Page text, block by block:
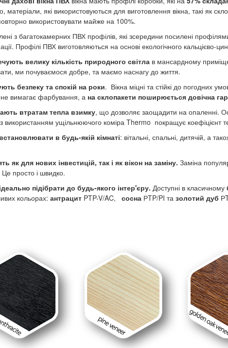
матеріали, які використовуються для виготовлення вікна, такі як
використовувати майже на 100%.
з багатокамерних ПВХ профілів, які зсередини посилені
Профілі ПВХ виготовляються на основі екологічного кальцієво-
велику кількість природного світлав мансардному
ми почуваємося добре, та маємо наснагу до життя.
безпеку та спокій на роки. Вікна міцні та стійкі до погодних
не вимагає фарбування, а на склопакети поширюється довічна
втратам тепла взимку, що дозволяє заощадити на опаленні.
використанням ущільнюючого коміра Thermo покращує коефіцієнт
в будь-якій кімнаті: вітальні, спальні, дитячій, а
як для нових інвестицій, так і як вікон на заміну. Заміна
Це просто і швидко.
підібрати до будь-якого інтер'єру. Доступні в класичному
кольорах: антрацит PTP-V/AC, соснаРTP/PI та золотий дуб